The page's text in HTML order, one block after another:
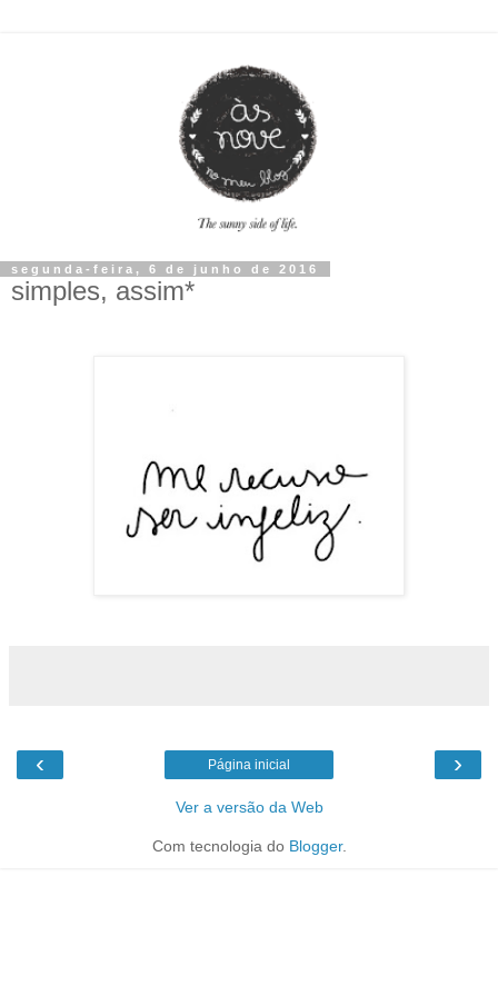
segunda-feira, 6 de junho de 2016
simples, assim*
‹ ›
Página inicial
Ver a versão da Web
Com tecnologia do Blogger.